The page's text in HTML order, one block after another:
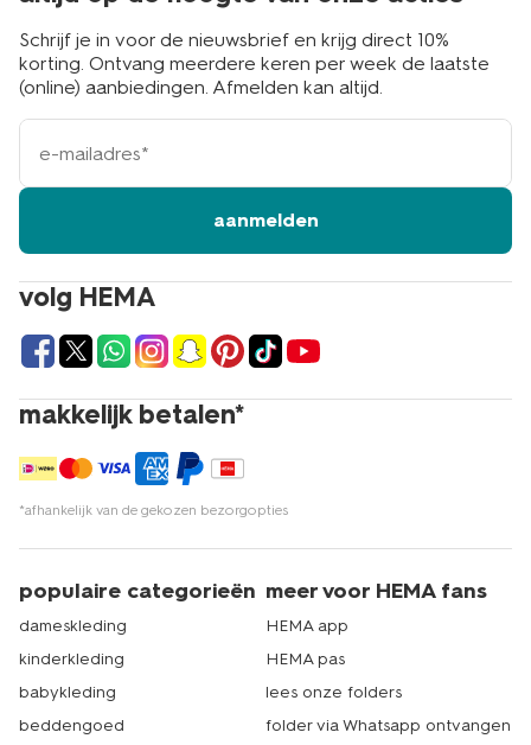
volg HEMA
makkelijk betalen*
*afhankelijk van de gekozen bezorgopties
Schrijf je in voor de nieuwsbrief en krijg direct 10%
korting. Ontvang meerdere keren per week de laatste
(online) aanbiedingen. Afmelden kan altijd.
e-
mailadres
aanmelden
populaire categorieën
dameskleding
kinderkleding
babykleding
beddengoed
meer voor HEMA fans
HEMA app
HEMA pas
lees onze folders
folder via Whatsapp ontvangen